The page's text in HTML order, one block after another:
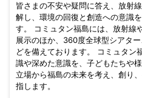
皆さまの不安や疑問に答え、放射
解し、環境の回復と創造への意識
す。 コミュタン福島には、放射線
展示のほか、360度全球型シアタ
どを備えております。 コミュタン
識や深めた意識を、子どもたちや
立場から福島の未来を考え、創り
指します。